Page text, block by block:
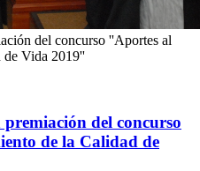
del concurso ''Aportes al
de Vida 2019''
del concurso
de la Calidad de